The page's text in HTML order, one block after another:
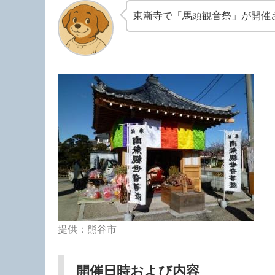
東漸寺で「馬頭観音祭」が開催
提供：熊谷市
開催日時および内容